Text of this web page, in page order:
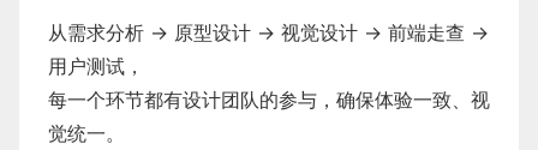
从需求分析 → 原型设计 → 视觉设计 → 前端走查 →
用户测试，
每一个环节都有设计团队的参与，确保体验一致、视
觉统一。